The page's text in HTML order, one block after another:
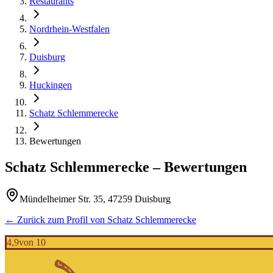
Nordrhein-Westfalen
Duisburg
Huckingen
Schatz Schlemmerecke
Bewertungen
Schatz Schlemmerecke – Bewertungen
Mündelheimer Str. 35, 47259 Duisburg
← Zurück zum Profil von Schatz Schlemmerecke
4,9von 10